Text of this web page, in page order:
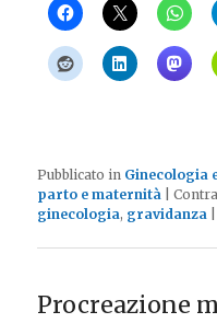
Pubblicato in Ginecologia
parto e maternità
|
ginecologia, gravidanza
Procreazione